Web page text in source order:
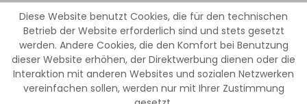
© Giesemann Aquaristik GmbH
Diese Website benutzt Cookies, die für den technischen
Betrieb der Website erforderlich sind und stets gesetzt
werden. Andere Cookies, die den Komfort bei Benutzung
dieser Website erhöhen, der Direktwerbung dienen oder die
Interaktion mit anderen Websites und sozialen Netzwerken
vereinfachen sollen, werden nur mit Ihrer Zustimmung